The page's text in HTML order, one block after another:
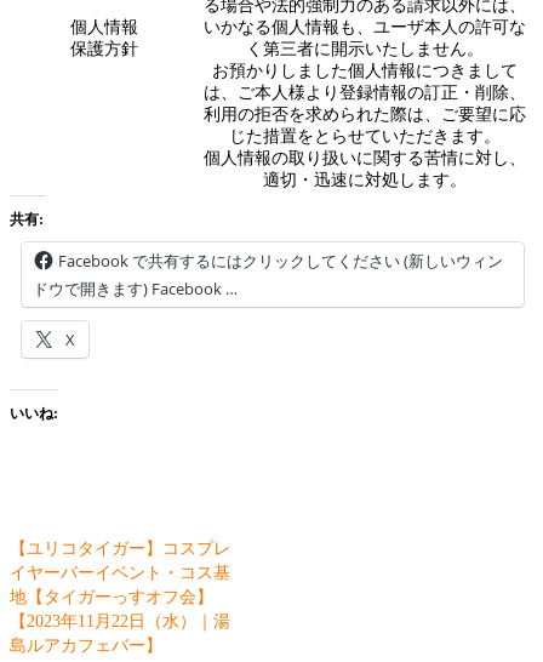
個人情報
保護方針
る場合や法的強制力のある請求以外には、
いかなる個人情報も、ユーザ本人の許可な
く第三者に開示いたしません。
お預かりしました個人情報につきまして
は、ご本人様より登録情報の訂正・削除、
利用の拒否を求められた際は、ご要望に応
じた措置をとらせていただきます。
個人情報の取り扱いに関する苦情に対し、
適切・迅速に対処します。
共有:
Facebook で共有するにはクリックしてください (新しいウィン
ドウで開きます) Facebook …
X
いいね:
【ユリコタイガー】コスプレ
イヤーバーイベント・コス基
地【タイガーっすオフ会】
【2023年11月22日（水）｜湯
島ルアカフェバー】